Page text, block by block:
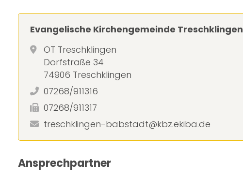
Evangelische Kirchengemeinde Treschklingen
OT Treschklingen
Dorfstraße 34
74906 Treschklingen
07268/911316
07268/911317
treschklingen-babstadt@kbz.ekiba.de
Ansprechpartner